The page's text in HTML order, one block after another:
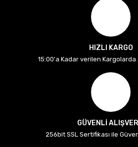
HIZLI KARGO
15:00'a Kadar verilen Kargolarda
GÜVENLİ
256bit SSL Sertifikası ile